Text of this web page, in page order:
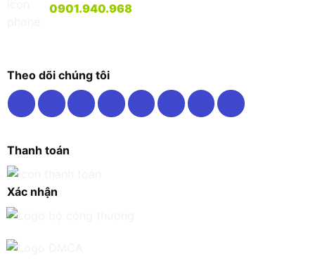
0901.940.968
Theo dõi chúng tôi
Thanh toán
Xác nhận